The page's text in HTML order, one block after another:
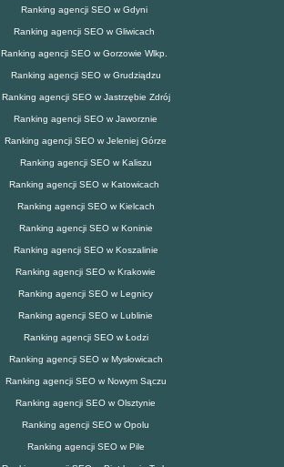
Ranking agencji SEO w Gdyni
Ranking agencji SEO w Gliwicach
Ranking agencji SEO w Gorzowie Wlkp.
Ranking agencji SEO w Grudziądzu
Ranking agencji SEO w Jastrzębie Zdrój
Ranking agencji SEO w Jaworznie
Ranking agencji SEO w Jeleniej Górze
Ranking agencji SEO w Kaliszu
Ranking agencji SEO w Katowicach
Ranking agencji SEO w Kielcach
Ranking agencji SEO w Koninie
Ranking agencji SEO w Koszalinie
Ranking agencji SEO w Krakowie
Ranking agencji SEO w Legnicy
Ranking agencji SEO w Lublinie
Ranking agencji SEO w Łodzi
Ranking agencji SEO w Mysłowicach
Ranking agencji SEO w Nowym Sączu
Ranking agencji SEO w Olsztynie
Ranking agencji SEO w Opolu
Ranking agencji SEO w Pile